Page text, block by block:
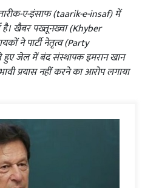
ए-इंसाफ (taarik-e-insaf) में
खैबर पख्तूनख्वा (Khyber
ने पार्टी नेतृत्व (Party
हुए जेल में बंद संस्थापक इमरान खान
प्रयास नहीं करने का आरोप लगाया